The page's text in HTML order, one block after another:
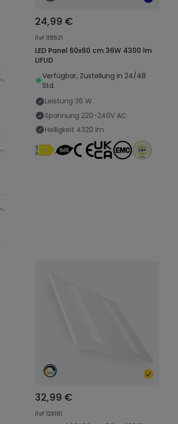
24,99 €
Ref119521
LED Panel 60x60 cm 36W 4300 lm
LIFUD
Verfügbar, Zustellung in 24/48
Std.
Leistung 36 W
Spannung 220-240V AC
Helligkeit 4320 lm
32,99 €
Ref128191